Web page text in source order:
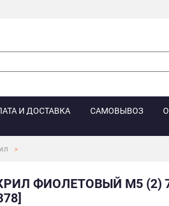
И ДОСТАВКА САМОВЫВОЗ
ФИОЛЕТОВЫЙ М5 (2)